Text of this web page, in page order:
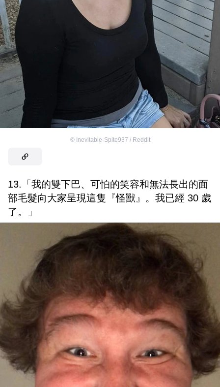
© Inevitable-Spite937 / Reddit
13.「我的雙下巴、可怕的笑容和無法長出的面
部毛髮向大家呈現這隻『怪獸』。我已經 30 歲
了。」